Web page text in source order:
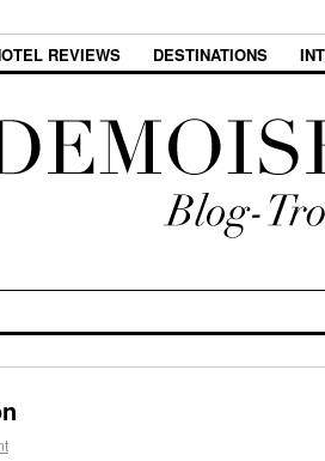
REVIEWS DESTINATIONS